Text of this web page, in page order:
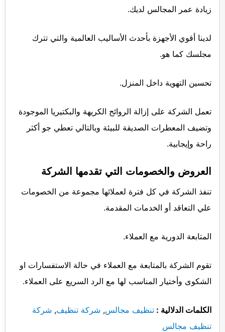
زيادة عمر المجالس لديك.
لدينا أقوي الأجهزة بأحدث الأساليب العالمية والتي تترك
مجلسك كما هو.
تحسين التهوية داخل المنزل.
تعمل الشركة على إزالة الروائح الكريهة والبكتيريا الموجودة
وتضيف المعطرات الصديقة للبيئة وبالتالي تعطي جو أكثر
راحة وإيجابية.
العروض والخصومات التي تقدمها الشركة
تنفذ الشركة في كل فترة لعملائها مجموعة من الخصومات
علي التعاقد أو الخدمات المقدمة.
المتابعة الدورية مع العملاء.
تقوم الشركة بالمتابعة مع العملاء في حالة الاستفسارات او
الشكوى وأختيار المناسب لها مع الرد السريع على العملاء.
الكلمات الدلالية : تنظيف مجالس, شركة تنظيف, شركة
تنظيف مجالس